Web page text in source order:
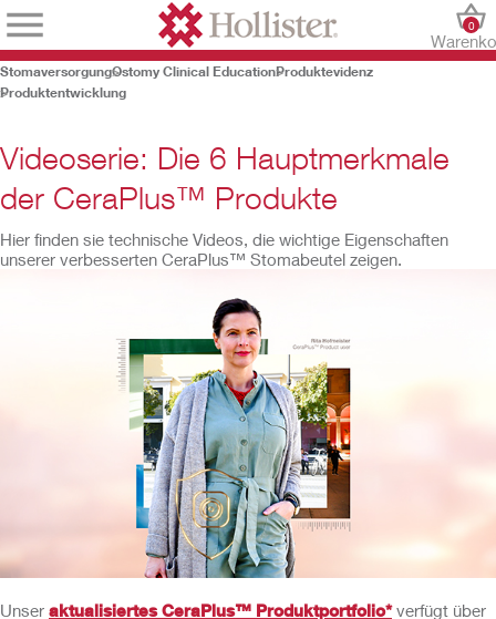
0
StomaversorgungOstomy Clinical EducationProduktevidenz
Produktentwicklung
Videoserie: Die 6 Hauptmerkmale
der CeraPlus™ Produkte
Hier finden sie technische Videos, die wichtige Eigenschaften
unserer verbesserten CeraPlus™ Stomabeutel zeigen.
Unser aktualisiertes CeraPlus™ Produktportfolio*verfügt über